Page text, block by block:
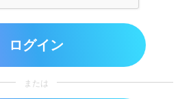
ログイン
または